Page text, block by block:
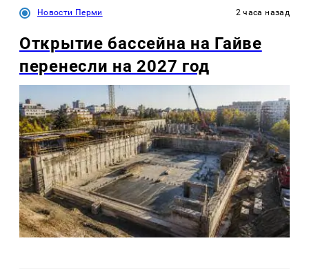
Новости Перми 2 часа назад
Открытие бассейна на Гайве
перенесли на 2027 год